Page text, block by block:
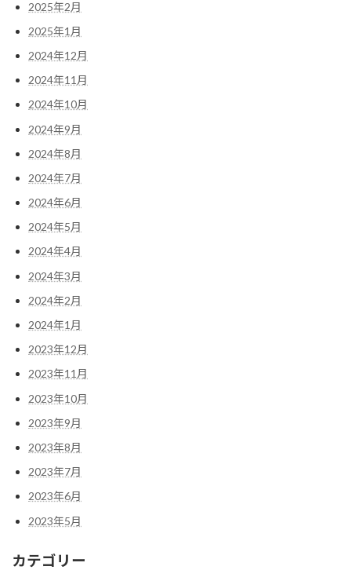
2025年2月
2025年1月
2024年12月
2024年11月
2024年10月
2024年9月
2024年8月
2024年7月
2024年6月
2024年5月
2024年4月
2024年3月
2024年2月
2024年1月
2023年12月
2023年11月
2023年10月
2023年9月
2023年8月
2023年7月
2023年6月
2023年5月
カテゴリー